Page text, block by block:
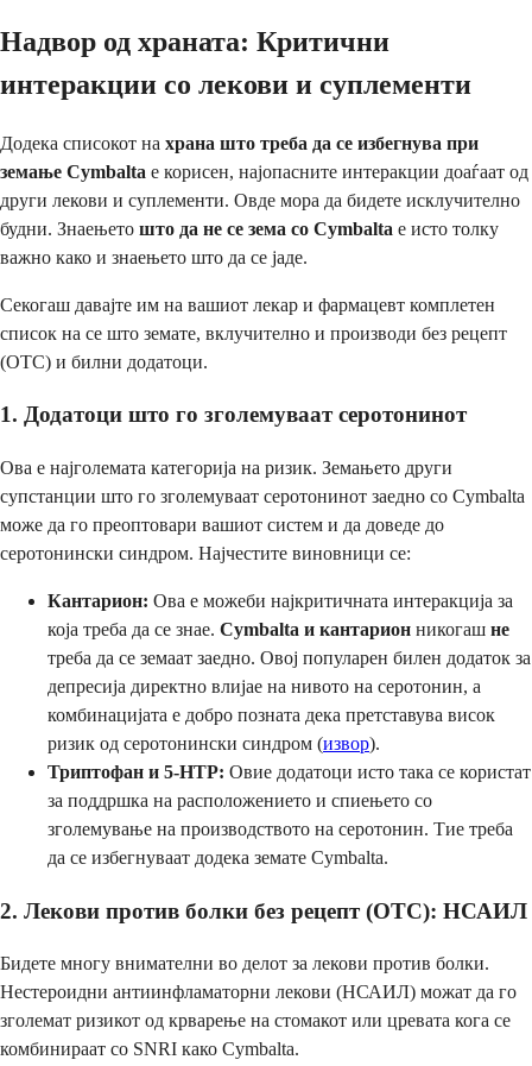
Надвор од храната: Критични
интеракции со лекови и суплементи
Додека списокот на храна што треба да се избегнува при
земање Cymbalta е корисен, најопасните интеракции доаѓаат од
други лекови и суплементи. Овде мора да бидете исклучително
будни. Знаењето што да не се зема со Cymbalta е исто толку
важно како и знаењето што да се јаде.
Секогаш давајте им на вашиот лекар и фармацевт комплетен
список на се што земате, вклучително и производи без рецепт
(OTC) и билни додатоци.
1. Додатоци што го зголемуваат серотонинот
Ова е најголемата категорија на ризик. Земањето други
супстанции што го зголемуваат серотонинот заедно со Cymbalta
може да го преоптовари вашиот систем и да доведе до
серотонински синдром. Најчестите виновници се:
Кантарион: Ова е можеби најкритичната интеракција за
која треба да се знае. Cymbalta и кантарион никогаш не
треба да се земаат заедно. Овој популарен билен додаток за
депресија директно влијае на нивото на серотонин, а
комбинацијата е добро позната дека претставува висок
ризик од серотонински синдром (извор).
Триптофан и 5-HTP: Овие додатоци исто така се користат
за поддршка на расположението и спиењето со
зголемување на производството на серотонин. Тие треба
да се избегнуваат додека земате Cymbalta.
2. Лекови против болки без рецепт (OTC): НСАИЛ
Бидете многу внимателни во делот за лекови против болки.
Нестероидни антиинфламаторни лекови (НСАИЛ) можат да го
зголемат ризикот од крварење на стомакот или цревата кога се
комбинираат со SNRI како Cymbalta.